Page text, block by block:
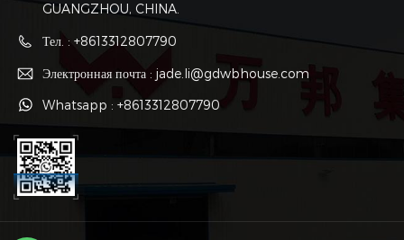
GUANGZHOU, CHINA.
Тел. : +8613312807790
Электронная почта : jade.li@gdwbhouse.com
Whatsapp : +8613312807790